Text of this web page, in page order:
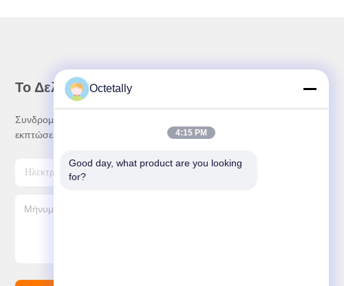
Το Δελτίο Ενημέρωσης
Συνδρομηθείτε στο ενημερωτικό μας δελτίο για
εκπτώσεις και πολλά άλλα.
Octetally
4:15 PM
Good day, what product are you looking
for?